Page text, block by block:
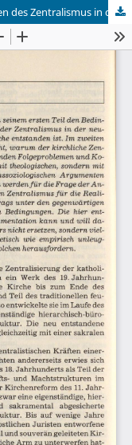
Gesellschaftliche Bedingungen und Folgen des Zentralismus in der katholischen Kirche